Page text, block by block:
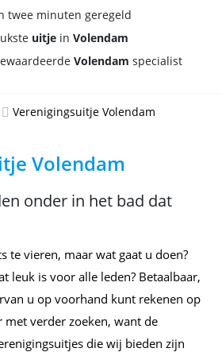
twee minuten geregeld
uitjein Volendam
Volendam specialist
Verenigingsuitje Volendam
Volendam
onder in het bad dat
te vieren, maar wat gaat u doen?
leuk is voor alle leden? Betaalbaar,
u op voorhand kunt rekenen op
met verder zoeken, want de
die wij bieden zijn